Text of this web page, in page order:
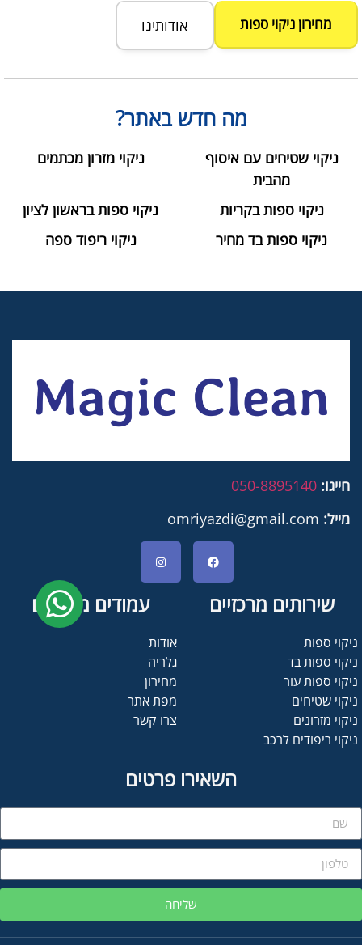
מחירון ניקוי ספות אודותינו
מה חדש באתר?
ניקוי שטיחים עם איסוף
מהבית
ניקוי מזרון מכתמים
ניקוי ספות בקריות
ניקוי ספות בראשון לציון
ניקוי ספות בד מחיר
ניקוי ריפוד ספה
חייגו: 050-8895140
מייל:omriyazdi@gmail.com
שירותים מרכזיים
ניקוי ספות
ניקוי ספות בד
ניקוי ספות עור
ניקוי שטיחים
ניקוי מזרונים
ניקוי ריפודים לרכב
עמודים מרכזיים
אודות
גלריה
מחירון
מפת אתר
צרו קשר
השאירו פרטים
שליחה